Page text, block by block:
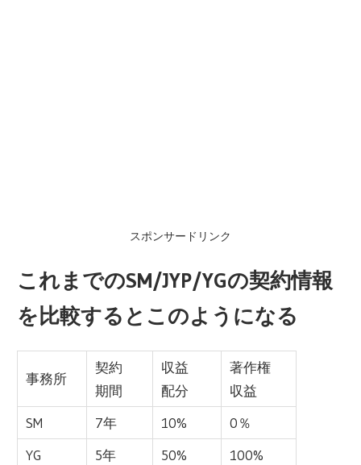
スポンサードリンク
これまでのSM/JYP/YGの契約情報
を比較するとこのようになる
事務所
契約
期間
収益
配分
著作権
収益
SM
7年 10%
0％
YG
5年 50%
100%